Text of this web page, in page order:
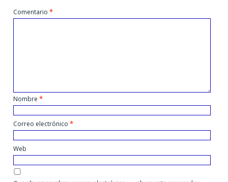
Comentario*
Nombre*
Correo electrónico*
Web